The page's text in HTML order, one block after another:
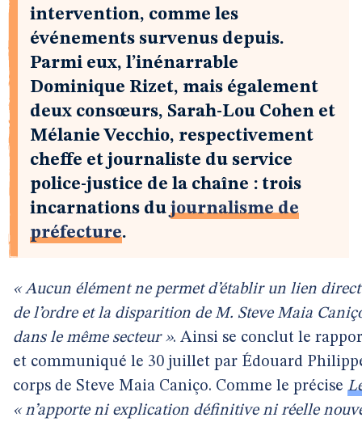
intervention, comme les
événements survenus depuis.
Parmi eux, l’inénarrable
Dominique Rizet, mais également
deux consœurs, Sarah-Lou Cohen et
Mélanie Vecchio, respectivement
cheffe et journaliste du service
police-justice de la chaîne : trois
incarnations du journalisme de
préfecture.
« Aucun élément ne permet d’établir un lien
de l’ordre et la disparition de M. Steve Maia
dans le même secteur ». Ainsi se conclut le
et communiqué le 30 juillet par Édouard
corps de Steve Maia Caniço. Comme le précise
« n’apporte ni explication définitive ni réelle